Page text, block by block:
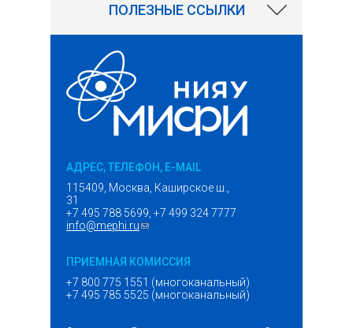
ПОЛЕЗНЫЕ ССЫЛКИ
АДРЕС, ТЕЛЕФОН, E-MAIL
115409, Москва, Каширское ш.,
31
+7 495 788 5699, +7 499 324 7777
info@mephi.ru(ссылка для отправки email)
ПРИЕМНАЯ КОМИССИЯ
+7 800 775 1551 (многоканальный)
+7 495 785 5525 (многоканальный)